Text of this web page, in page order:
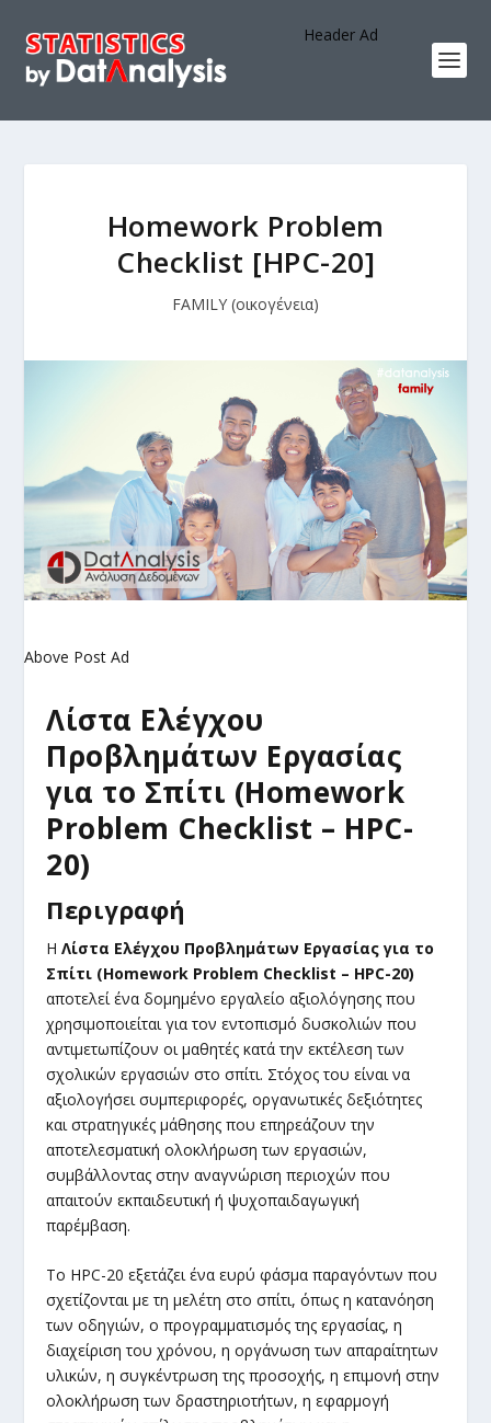
Header Ad
Homework Problem
Checklist [HPC-20]
FAMILY (οικογένεια)
Above Post Ad
Λίστα Ελέγχου
Προβλημάτων Εργασίας
για το Σπίτι (Homework
Problem Checklist – HPC-
20)
Περιγραφή
ΗΛίστα Ελέγχου Προβλημάτων Εργασίας για το
Σπίτι (Homework Problem Checklist – HPC-20)
αποτελεί ένα δομημένο εργαλείο αξιολόγησης που
χρησιμοποιείται για τον εντοπισμό δυσκολιών που
αντιμετωπίζουν οι μαθητές κατά την εκτέλεση των
σχολικών εργασιών στο σπίτι. Στόχος του είναι να
αξιολογήσει συμπεριφορές, οργανωτικές δεξιότητες
και στρατηγικές μάθησης που επηρεάζουν την
αποτελεσματική ολοκλήρωση των εργασιών,
συμβάλλοντας στην αναγνώριση περιοχών που
απαιτούν εκπαιδευτική ή ψυχοπαιδαγωγική
παρέμβαση.
Το HPC-20 εξετάζει ένα ευρύ φάσμα παραγόντων που
σχετίζονται με τη μελέτη στο σπίτι, όπως η κατανόηση
των οδηγιών, ο προγραμματισμός της εργασίας, η
διαχείριση του χρόνου, η οργάνωση των απαραίτητων
υλικών, η συγκέντρωση της προσοχής, η επιμονή στην
ολοκλήρωση των δραστηριοτήτων, η εφαρμογή